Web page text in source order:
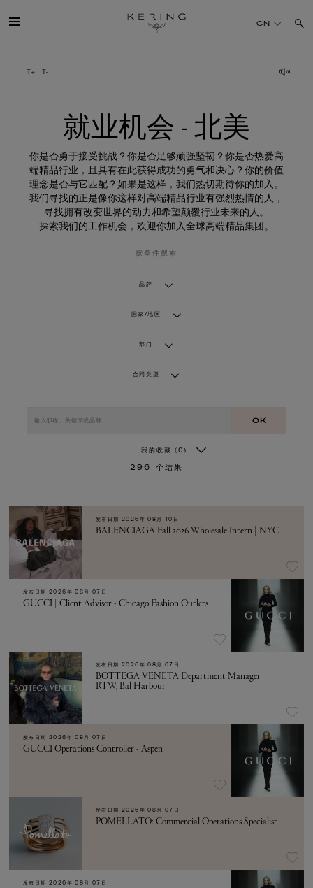
业
机
可持续发展
FINANCE
加入我们
CN
就业机会 - 北美
你是否勇于接受挑战？你是否足够顽强坚韧？你是否热爱高
端精品行业，且具有在此获得成功的勇气和决心？你的价值
理念是否与它匹配？如果是这样，我们热切期待你的加入。
我们寻找的正是像你这样对高端精品行业有强烈热情的人，
寻找拥有改变世界的动力和希望颠覆行业未来的人。
探索我们的工作机会，欢迎你加入全球高端精品集团。
按条件搜索
品牌
国家/地区
部门
合同类型
OK
我的收藏 (0)
296 个结果
发布日期 2026年 08月 10日
BALENCIAGA Fall 2026 Wholesale Intern | NYC
发布日期 2026年 08月 07日
GUCCI | Client Advisor - Chicago Fashion Outlets
发布日期 2026年 08月 07日
BOTTEGA VENETA Department Manager
RTW, Bal Harbour
发布日期 2026年 08月 07日
GUCCI Operations Controller - Aspen
发布日期 2026年 08月 07日
POMELLATO: Commercial Operations Specialist
发布日期 2026年 08月 07日